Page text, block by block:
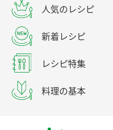
人気のレシピ
新着レシピ
レシピ特集
料理の基本